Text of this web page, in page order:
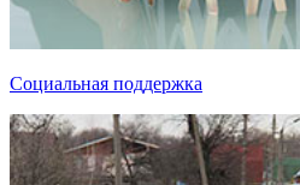
Социальная поддержка